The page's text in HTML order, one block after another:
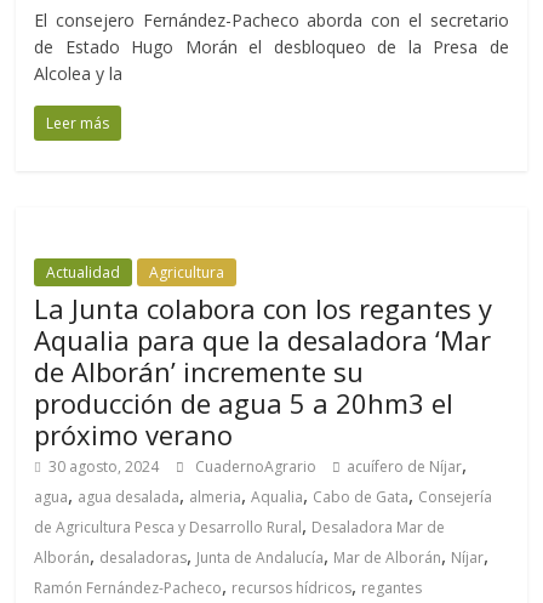
El consejero Fernández-Pacheco aborda con el secretario
de Estado Hugo Morán el desbloqueo de la Presa de
Alcolea y la
Leer más
Actualidad Agricultura
La Junta colabora con los regantes y
Aqualia para que la desaladora ‘Mar
de Alborán’ incremente su
producción de agua 5 a 20hm3 el
próximo verano
30 agosto, 2024 CuadernoAgrario acuífero de Níjar,
agua, agua desalada, almeria,Aqualia, Cabo de Gata, Consejería
de Agricultura Pesca y Desarrollo Rural, Desaladora Mar de
Alborán, desaladoras, Junta de Andalucía, Mar de Alborán, Níjar,
Ramón Fernández-Pacheco, recursos hídricos, regantes